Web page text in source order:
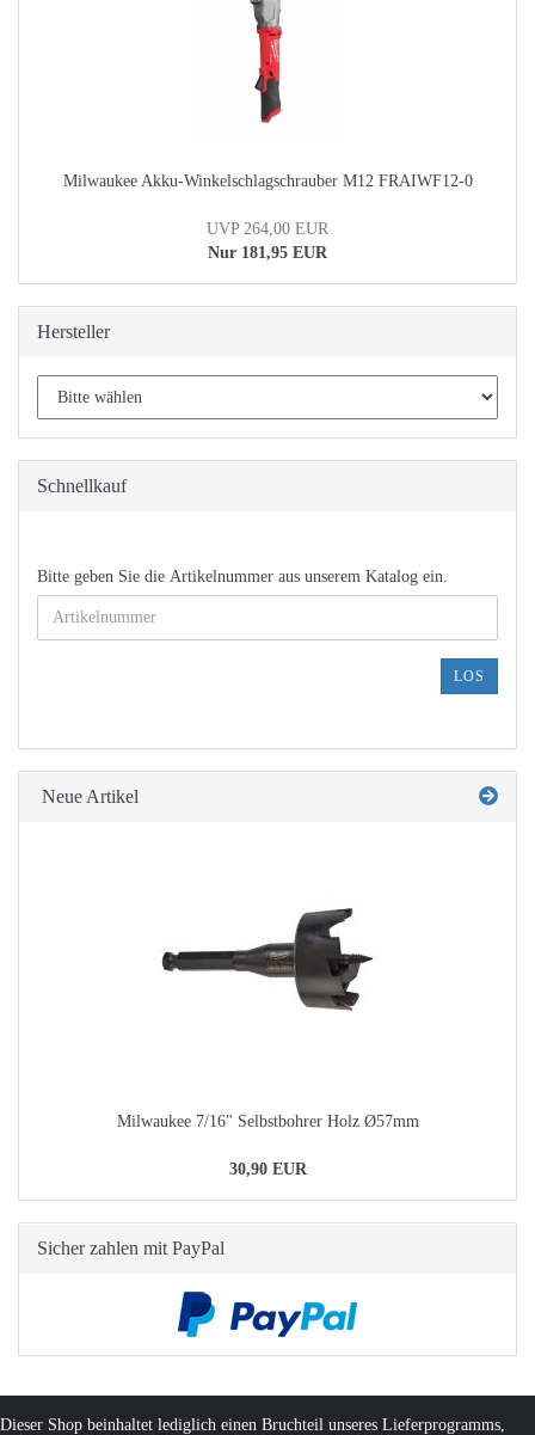
Milwaukee Akku-Winkelschlagschrauber M12 FRAIWF12-0
UVP 264,00 EUR
Nur 181,95 EUR
Hersteller
Schnellkauf
BITTE
GEBEN
SIE
EIN.
Bitte geben Sie die Artikelnummer aus unserem Katalog ein.
LOS
Neue Artikel
Milwaukee 7/16" Selbstbohrer Holz Ø57mm
30,90 EUR
Sicher zahlen mit PayPal
Dieser Shop beinhaltet lediglich einen Bruchteil unseres Lieferprogramms,